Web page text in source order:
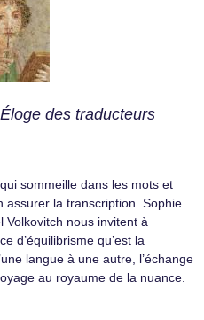
des traducteurs
sommeille dans les mots et
assurer la transcription. Sophie
Volkovitch nous invitent à
d’équilibrisme qu’est la
langue à une autre, l’échange
au royaume de la nuance.